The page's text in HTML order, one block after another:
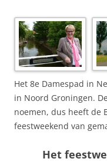
Het 8e Damespad in
in Noord Groningen.
noemen, dus heeft de
feestweekend van
Het